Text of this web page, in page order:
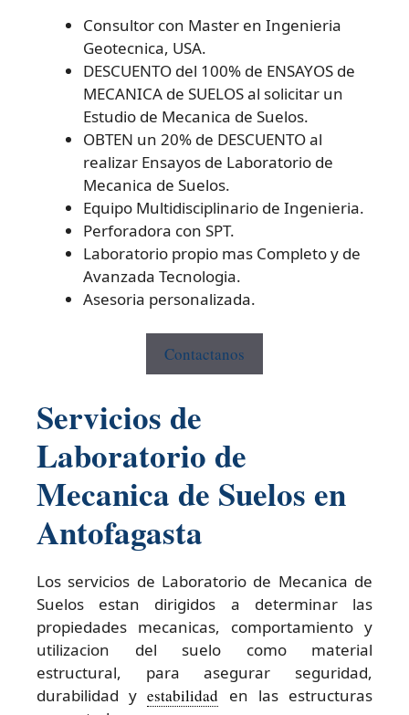
Consultor con Master en Ingenieria
Geotecnica, USA.
DESCUENTO del 100% de ENSAYOS de
MECANICA de SUELOS al solicitar un
Estudio de Mecanica de Suelos.
OBTEN un 20% de DESCUENTO al
realizar Ensayos de Laboratorio de
Mecanica de Suelos.
Equipo Multidisciplinario de Ingenieria.
Perforadora con SPT.
Laboratorio propio mas Completo y de
Avanzada Tecnologia.
Asesoria personalizada.
Contactanos
Servicios de
Laboratorio de
Mecanica de Suelos en
Antofagasta
Los servicios de Laboratorio de Mecanica de
Suelos estan dirigidos a determinar las
propiedades mecanicas, comportamiento y
utilizacion del suelo como material
estructural, para asegurar seguridad,
durabilidad yestabilidad en las estructuras